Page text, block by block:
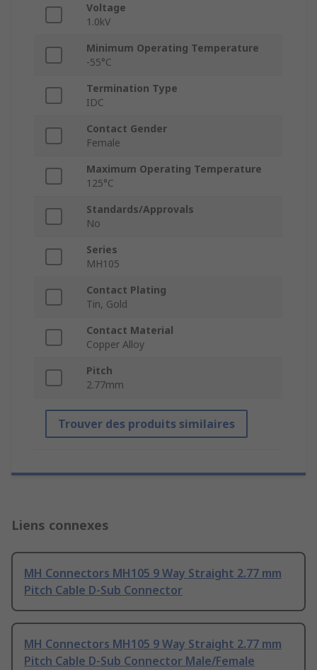
Voltage
1.0kV
Minimum Operating Temperature
-55°C
Termination Type
IDC
Contact Gender
Female
Maximum Operating Temperature
125°C
Standards/Approvals
No
Series
MH105
Contact Plating
Tin, Gold
Contact Material
Copper Alloy
Pitch
2.77mm
Trouver des produits similaires
Liens connexes
MH Connectors MH105 9 Way Straight 2.77 mm
Pitch Cable D-Sub Connector
MH Connectors MH105 9 Way Straight 2.77 mm
Pitch Cable D-Sub Connector Male/Female